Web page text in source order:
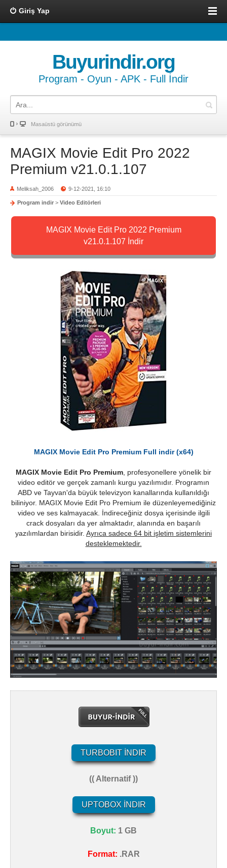
Giriş Yap
Buyurindir.org
Program - Oyun - APK - Full İndir
Masaüstü görünümü
MAGIX Movie Edit Pro 2022
Premium v21.0.1.107
Meliksah_2006 9-12-2021, 16:10
Program indir > Video Editörleri
MAGIX Movie Edit Pro 2022 Premium
v21.0.1.107 İndir
MAGIX Movie Edit Pro Premium Full indir (x64)
MAGIX Movie Edit Pro Premium , profesyonellere yönelik bir
video editör ve gerçek zamanlı kurgu yazılımıdır. Programın
ABD ve Tayvan'da büyük televizyon kanallarında kullanıldığı
biliniyor. MAGIX Movie Edit Pro Premium ile düzenleyemediğiniz
video ve ses kalmayacak. İndireceğiniz dosya içerisinde ilgili
crack dosyaları da yer almaktadır, alanında en başarılı
yazılımlardan birisidir. Ayrıca sadece 64 bit işletim sistemlerini
desteklemektedir.
TURBOBIT İNDIR
(( Alternatif ))
UPTOBOX İNDIR
Boyut: 1 GB
Format: .RAR